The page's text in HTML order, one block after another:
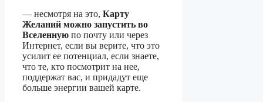
— несмотря на это, Карту
Желаний можно запустить во
Вселенную по почту или через
Интернет, если вы верите, что это
усилит ее потенциал, если знаете,
что те, кто посмотрит на нее,
поддержат вас, и придадут еще
больше энергии вашей карте.